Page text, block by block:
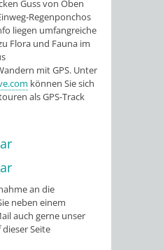
Guss von Oben
Regenponchos
liegen umfangreiche
Flora und Fauna im
mit GPS. Unter
können Sie sich
als GPS-Track
an die
neben einem
auch gerne unser
Seite